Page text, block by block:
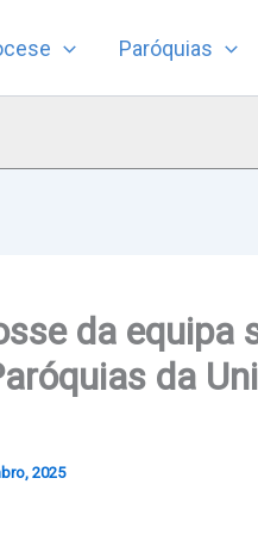
Paróquias
da equipa
da
2025